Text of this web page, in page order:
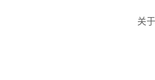
关于